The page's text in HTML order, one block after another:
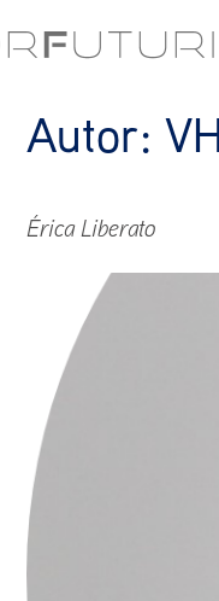
Autor:
Érica Liberato